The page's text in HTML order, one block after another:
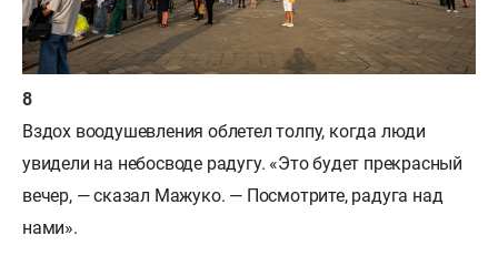
Вздох воодушевления облетел толпу, когда люди
увидели на небосводе радугу. «Это будет прекрасный
вечер, — сказал Мажуко. — Посмотрите, радуга над
нами».